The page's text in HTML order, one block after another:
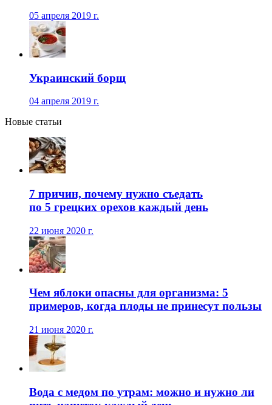
05 апреля 2019 г.
Украинский борщ
04 апреля 2019 г.
Новые статьи
7 причин, почему нужно съедать
по 5 грецких орехов каждый день
22 июня 2020 г.
Чем яблоки опасны для организма: 5
примеров, когда плоды не принесут пользы
21 июня 2020 г.
Вода с медом по утрам: можно и нужно ли